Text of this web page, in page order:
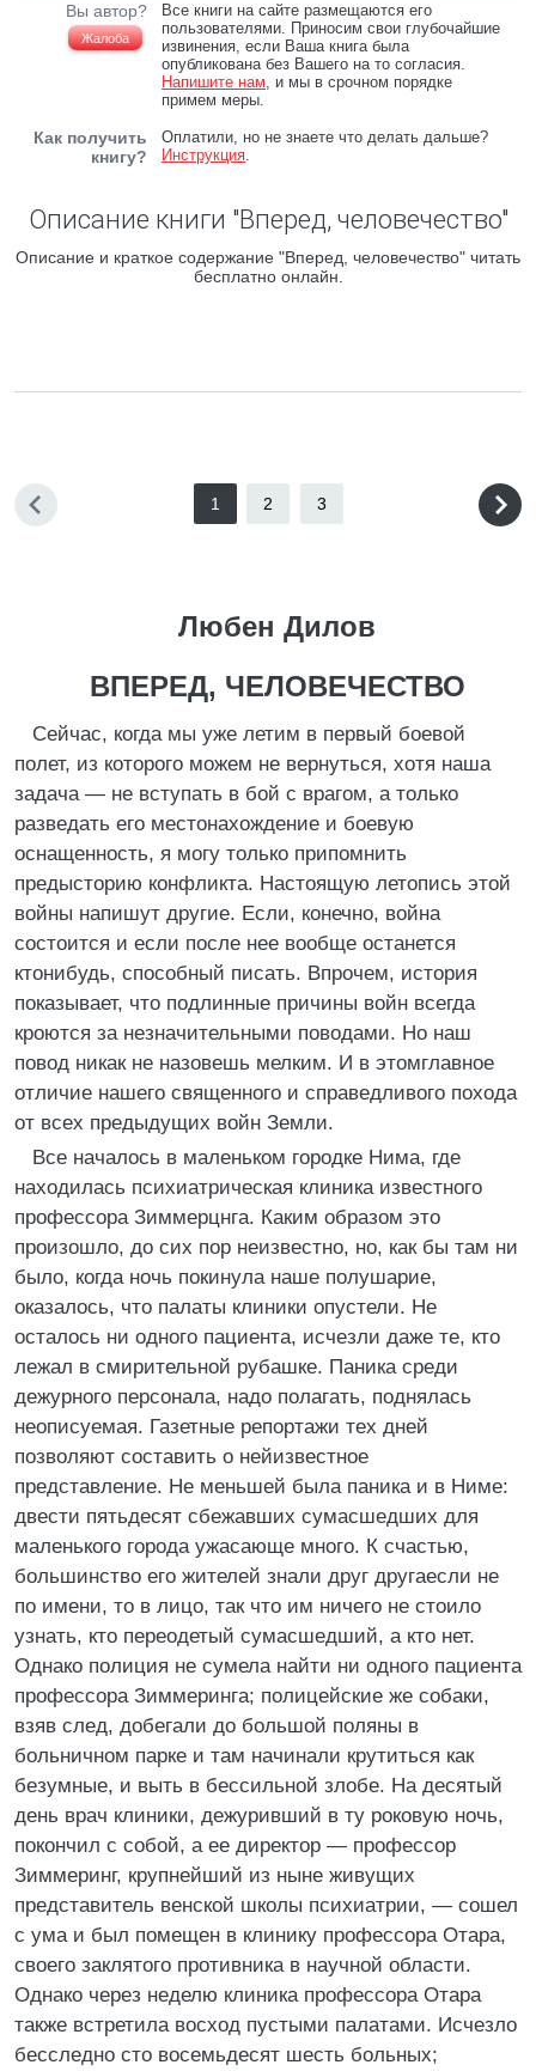
Вы автор?
Жалоба
Все книги на сайте размещаются его
пользователями. Приносим свои глубочайшие
извинения, если Ваша книга была
опубликована без Вашего на то согласия.
Напишите нам, и мы в срочном порядке
примем меры.
Как получить
книгу?
Оплатили, но не знаете что делать дальше?
Инструкция.
Описание книги "Вперед, человечество"
Описание и краткое содержание "Вперед, человечество" читать
бесплатно онлайн.
1 2 3
Любен Дилов
ВПЕРЕД, ЧЕЛОВЕЧЕСТВО
Сейчас, когда мы уже летим в первый боевой
полет, из которого можем не вернуться, хотя наша
задача — не вступать в бой с врагом, а только
разведать его местонахождение и боевую
оснащенность, я могу только припомнить
предысторию конфликта. Настоящую летопись этой
войны напишут другие. Если, конечно, война
состоится и если после нее вообще останется
ктонибудь, способный писать. Впрочем, история
показывает, что подлинные причины войн всегда
кроются за незначительными поводами. Но наш
повод никак не назовешь мелким. И в этомглавное
отличие нашего священного и справедливого похода
от всех предыдущих войн Земли.
Все началось в маленьком городке Нима, где
находилась психиатрическая клиника известного
профессора Зиммерцнга. Каким образом это
произошло, до сих пор неизвестно, но, как бы там ни
было, когда ночь покинула наше полушарие,
оказалось, что палаты клиники опустели. Не
осталось ни одного пациента, исчезли даже те, кто
лежал в смирительной рубашке. Паника среди
дежурного персонала, надо полагать, поднялась
неописуемая. Газетные репортажи тех дней
позволяют составить о нейизвестное
представление. Не меньшей была паника и в Ниме:
двести пятьдесят сбежавших сумасшедших для
маленького города ужасающе много. К счастью,
большинство его жителей знали друг другаесли не
по имени, то в лицо, так что им ничего не стоило
узнать, кто переодетый сумасшедший, а кто нет.
Однако полиция не сумела найти ни одного пациента
профессора Зиммеринга; полицейские же собаки,
взяв след, добегали до большой поляны в
больничном парке и там начинали крутиться как
безумные, и выть в бессильной злобе. На десятый
день врач клиники, дежуривший в ту роковую ночь,
покончил с собой, а ее директор — профессор
Зиммеринг, крупнейший из ныне живущих
представитель венской школы психиатрии, — сошел
с ума и был помещен в клинику профессора Отара,
своего заклятого противника в научной области.
Однако через неделю клиника профессора Отара
также встретила восход пустыми палатами. Исчезло
бесследно сто восемьдесят шесть больных;